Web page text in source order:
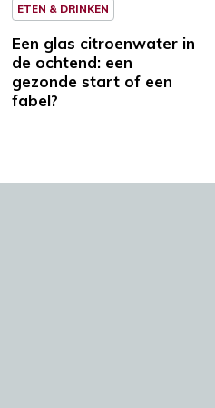
ETEN & DRINKEN
Een glas citroenwater in
de ochtend: een
gezonde start of een
fabel?